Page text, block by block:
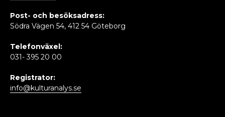
Post- och besöksadress:
Södra Vägen 54, 412 54 Göteborg
Telefonväxel:
031- 395 20 00
Registrator:
info@kulturanalys.se